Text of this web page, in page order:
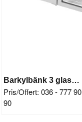
Barkylbänk 3 glasdörrar
Pris/Offert: 036 - 777 90
90